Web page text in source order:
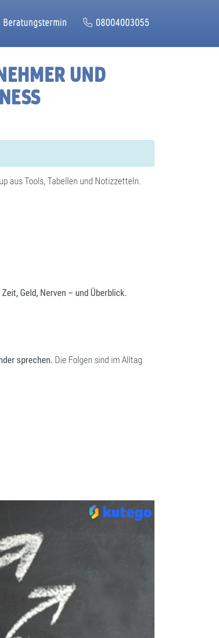
Beratungstermin 08004003055
UND
aus Tools, Tabellen und Notizzetteln.
Geld, Nerven – und Überblick.
sprechen. Die Folgen sind im Alltag